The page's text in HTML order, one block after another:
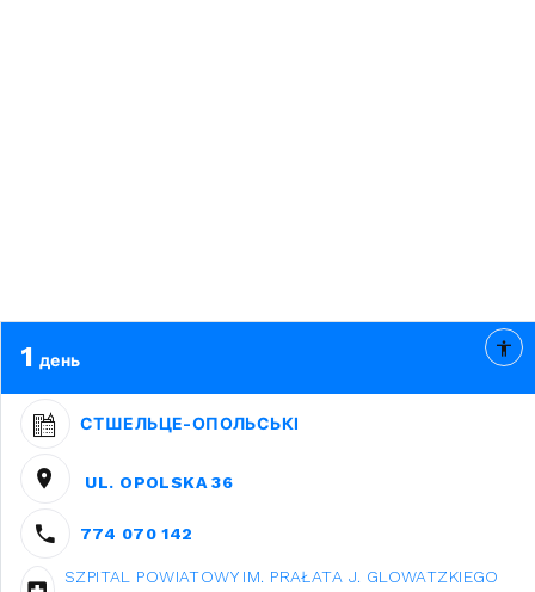
1 день
СТШЕЛЬЦЕ-ОПОЛЬСЬКІ
UL. OPOLSKA 36
774 070 142
SZPITAL POWIATOWY IM. PRAŁATA J. GLOWATZKIEGO